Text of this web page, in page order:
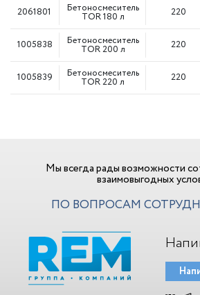
2061801 Бетоносмеситель
TOR 180 л 220
1005838 Бетоносмеситель
TOR 200 л 220
1005839 Бетоносмеситель
TOR 220 л 220
Мы всегда рады возможности
взаимовыгодных
ПО ВОПРОСАМ